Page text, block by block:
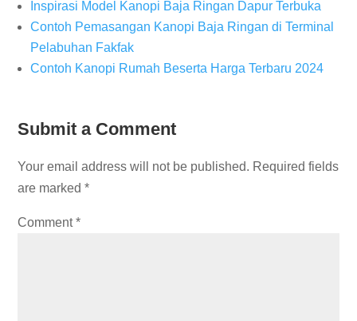
Inspirasi Model Kanopi Baja Ringan Dapur Terbuka
Contoh Pemasangan Kanopi Baja Ringan di Terminal
Pelabuhan Fakfak
Contoh Kanopi Rumah Beserta Harga Terbaru 2024
Submit a Comment
Your email address will not be published. Required fields
are marked*
Comment*